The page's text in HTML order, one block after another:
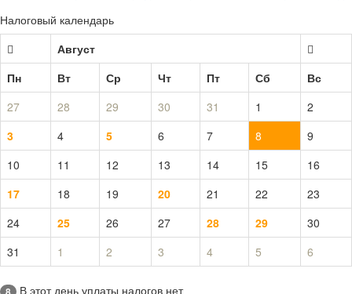
Налоговый календарь
Август
Пн
Вт Ср Чт Пт Сб
Вс
27
28 29 30 31 1
2
3
4 5 6 7 8
9
10
11 12 13 14 15
16
17
18 19 20 21 22
23
24
25 26 27 28 29
30
31
1 2 3 4 5 6
В этот день уплаты налогов нет